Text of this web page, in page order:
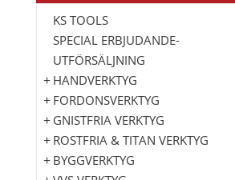
KS TOOLS
SPECIAL ERBJUDANDE-
UTFÖRSÄLJNING
HANDVERKTYG
FORDONSVERKTYG
GNISTFRIA VERKTYG
ROSTFRIA & TITAN VERKTYG
BYGGVERKTYG